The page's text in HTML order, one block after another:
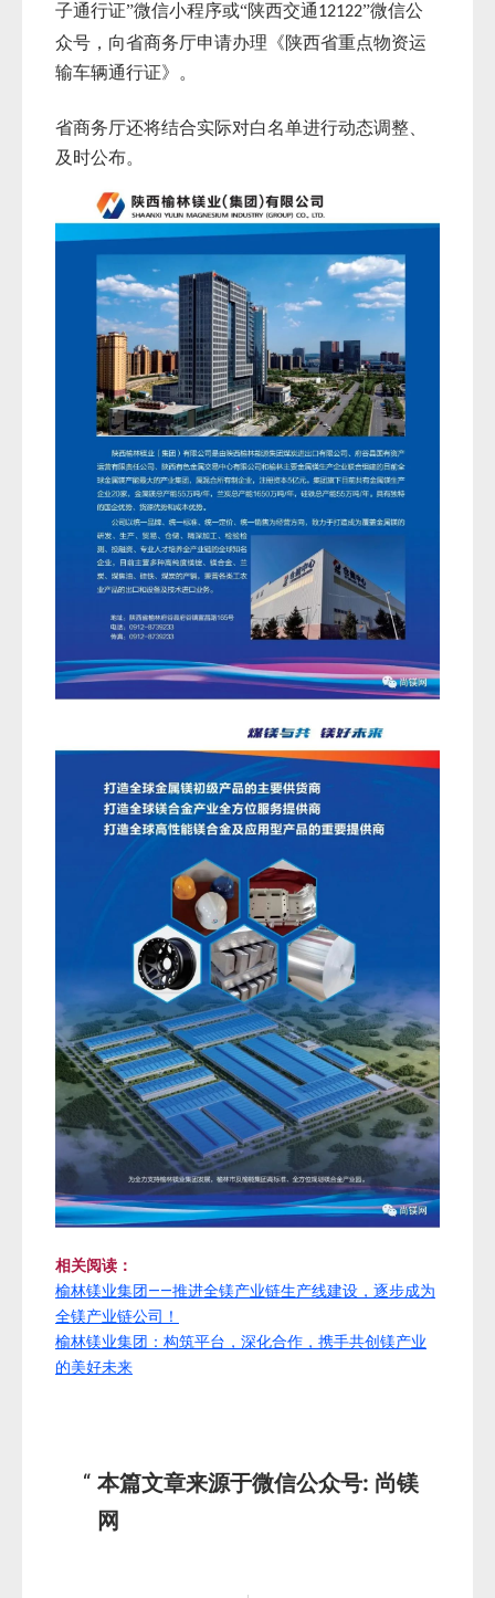
子通行证”微信小程序或“陕西交通12122”微信公
众号，向省商务厅申请办理《陕西省重点物资运
输车辆通行证》。
省商务厅还将结合实际对白名单进行动态调整、
及时公布。
相关阅读：
榆林镁业集团——推进全镁产业链生产线建设，逐步成为
全镁产业链公司！
榆林镁业集团：构筑平台，深化合作，携手共创镁产业
的美好未来
本篇文章来源于微信公众号: 尚镁
网